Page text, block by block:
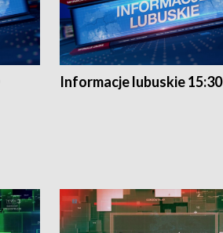
Informacje lubuskie 15:30